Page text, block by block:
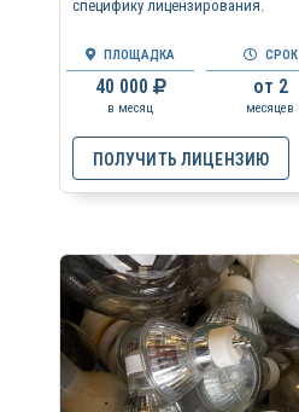
специфику лицензирования.
ПЛОЩАДКА
40 000
в месяц
СРОК
от 2
месяцев
ПОЛУЧИТЬ ЛИЦЕНЗИЮ